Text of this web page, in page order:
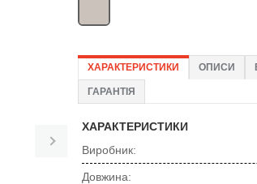
ХАРАКТЕРИСТИКИ ОПИСИ
ГАРАНТІЯ
ХАРАКТЕРИСТИКИ
Виробник:
Довжина: